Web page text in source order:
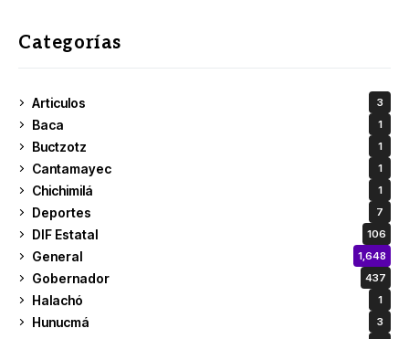
Categorías
Articulos 3
Baca 1
Buctzotz 1
Cantamayec 1
Chichimilá 1
Deportes 7
DIF Estatal 106
General 1,648
Gobernador 437
Halachó 1
Hunucmá 3